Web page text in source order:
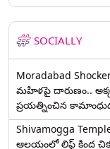
SOCIALLY
Moradabad
మహిళపై దారుణం.. అక్కడ
ప్రయత్నించిన
Shivamogga
ఆలయంలో లిఫ్ట్ కింద